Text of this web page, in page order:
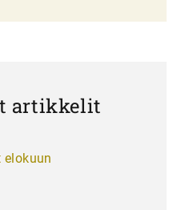
artikkelit
elokuun